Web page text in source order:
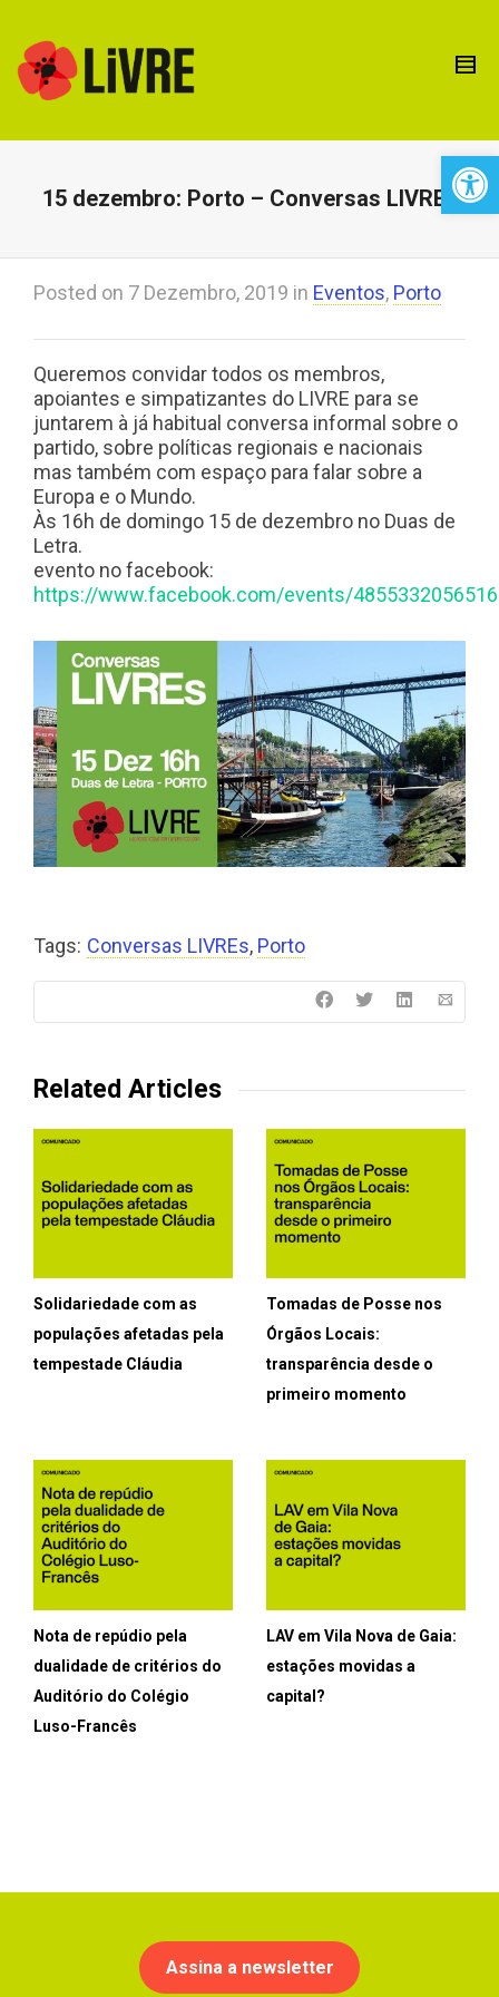
15 dezembro: Porto – Conversas LIVREs
Posted on 7 Dezembro, 2019 in Eventos, Porto
Queremos convidar todos os membros,
apoiantes e simpatizantes do LIVRE para se
juntarem à já habitual conversa informal sobre o
partido, sobre políticas regionais e nacionais
mas também com espaço para falar sobre a
Europa e o Mundo.
Às 16h de domingo 15 de dezembro no Duas de
Letra.
evento no facebook:
https://www.facebook.com/events/
Tags: Conversas LIVREs, Porto
Related Articles
Solidariedade com as
populações afetadas pela
tempestade Cláudia
Tomadas de Posse nos
Órgãos Locais:
transparência desde o
primeiro momento
Nota de repúdio pela
dualidade de critérios do
Auditório do Colégio
Luso-Francês
LAV em Vila Nova de Gaia:
estações movidas a
capital?
Assina a newsletter